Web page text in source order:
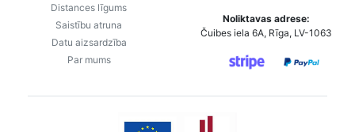
Distances līgums
Saistību atruna
Datu aizsardzība
Par mums
Noliktavas adrese:
Čuibes iela 6A, Rīga, LV-1063